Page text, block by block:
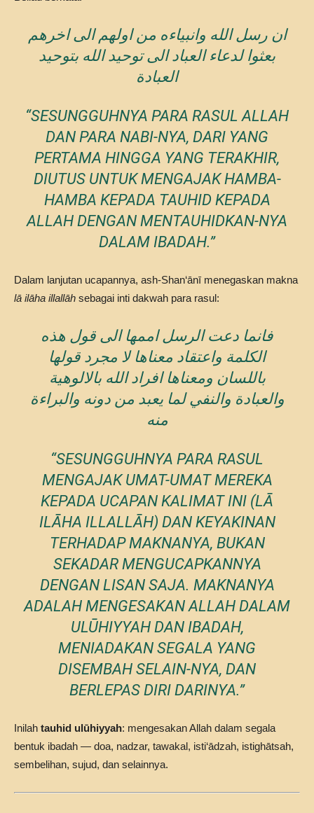
ان رسل الله وانبياءه من اولهم الى اخرهم
بعثوا لدعاء العباد الى توحيد الله بتوحيد
العبادة
“SESUNGGUHNYA PARA RASUL ALLAH
DAN PARA NABI-NYA, DARI YANG
PERTAMA HINGGA YANG TERAKHIR,
DIUTUS UNTUK MENGAJAK HAMBA-
HAMBA KEPADA TAUHID KEPADA
ALLAH DENGAN MENTAUHIDKAN-NYA
DALAM IBADAH.”
Dalam lanjutan ucapannya, ash-Shan‘ānī menegaskan makna
lā ilāha illallāh sebagai inti dakwah para rasul:
فانما دعت الرسل اممها الى قول هذه
الكلمة واعتقاد معناها لا مجرد قولها
باللسان ومعناها افراد الله بالالوهية
والعبادة والنفي لما يعبد من دونه والبراءة
منه
“SESUNGGUHNYA PARA RASUL
MENGAJAK UMAT-UMAT MEREKA
KEPADA UCAPAN KALIMAT INI (LĀ
ILĀHA ILLALLĀH) DAN KEYAKINAN
TERHADAP MAKNANYA, BUKAN
SEKADAR MENGUCAPKANNYA
DENGAN LISAN SAJA. MAKNANYA
ADALAH MENGESAKAN ALLAH DALAM
ULŪHIYYAH DAN IBADAH,
MENIADAKAN SEGALA YANG
DISEMBAH SELAIN-NYA, DAN
BERLEPAS DIRI DARINYA.”
Inilah tauhid ulūhiyyah: mengesakan Allah dalam segala
bentuk ibadah — doa, nadzar, tawakal, isti‘ādzah, istighātsah,
sembelihan, sujud, dan selainnya.